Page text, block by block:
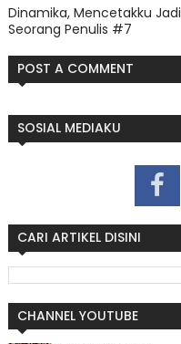
Dinamika, Mencetakku Jadi
Seorang Penulis #7
POST A COMMENT
SOSIAL MEDIAKU
CARI ARTIKEL DISINI
CHANNEL YOUTUBE